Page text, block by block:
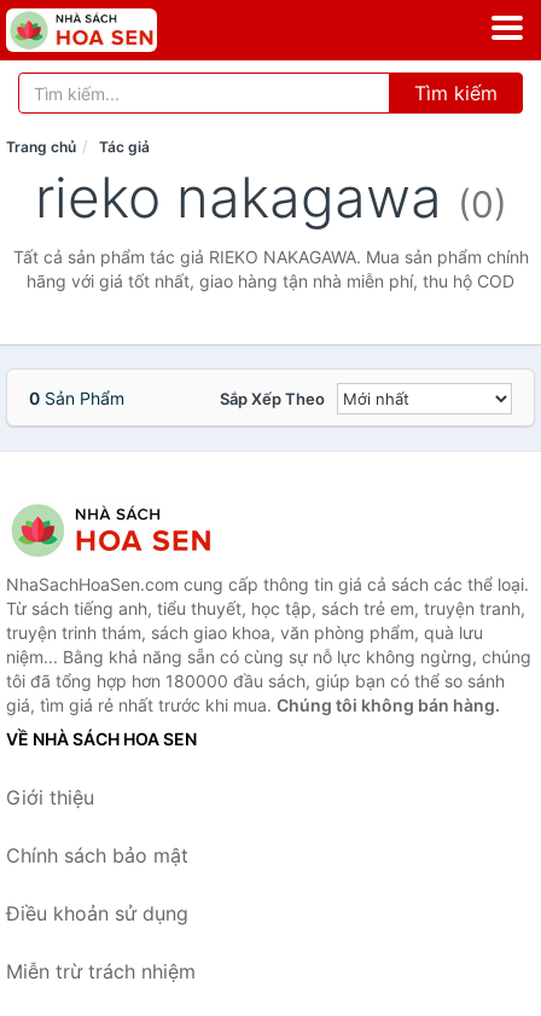
Tìm kiếm
Trang chủ Tác giả
rieko nakagawa (0)
Tất cả sản phẩm tác giả RIEKO NAKAGAWA. Mua sản phẩm chính
hãng với giá tốt nhất, giao hàng tận nhà miễn phí, thu hộ COD
0 Sản Phẩm Sắp Xếp Theo
NhaSachHoaSen.com cung cấp thông tin giá cả sách các thể loại.
Từ sách tiếng anh, tiểu thuyết, học tập, sách trẻ em, truyện tranh,
truyện trinh thám, sách giao khoa, văn phòng phẩm, quà lưu
niệm... Bằng khả năng sẵn có cùng sự nỗ lực không ngừng, chúng
tôi đã tổng hợp hơn 180000 đầu sách, giúp bạn có thể so sánh
giá, tìm giá rẻ nhất trước khi mua. Chúng tôi không bán hàng.
VỀ NHÀ SÁCH HOA SEN
Giới thiệu
Chính sách bảo mật
Điều khoản sử dụng
Miễn trừ trách nhiệm